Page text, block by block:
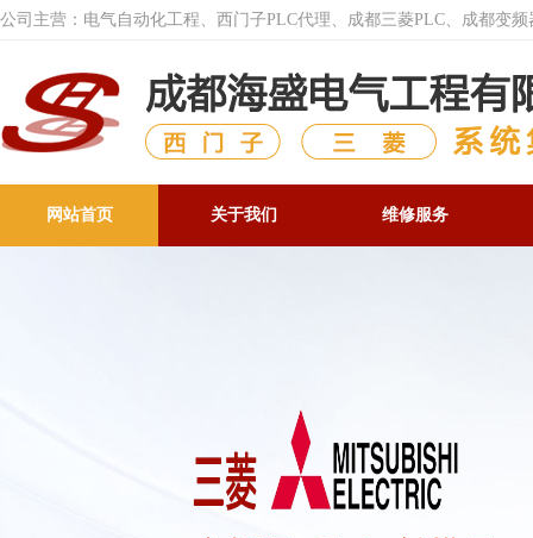
公司主营：电气自动化工程、西门子PLC代理、成都三菱PLC、成都变
网站首页 关于我们 维修服务